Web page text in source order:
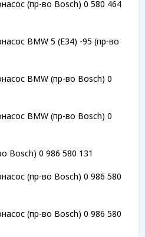
(пр-во Bosch) 0 580 464
BMW 5 (E34) -95 (пр-во
BMW (пр-во Bosch) 0
BMW (пр-во Bosch) 0
Bosch) 0 986 580 131
(пр-во Bosch) 0 986 580
(пр-во Bosch) 0 986 580